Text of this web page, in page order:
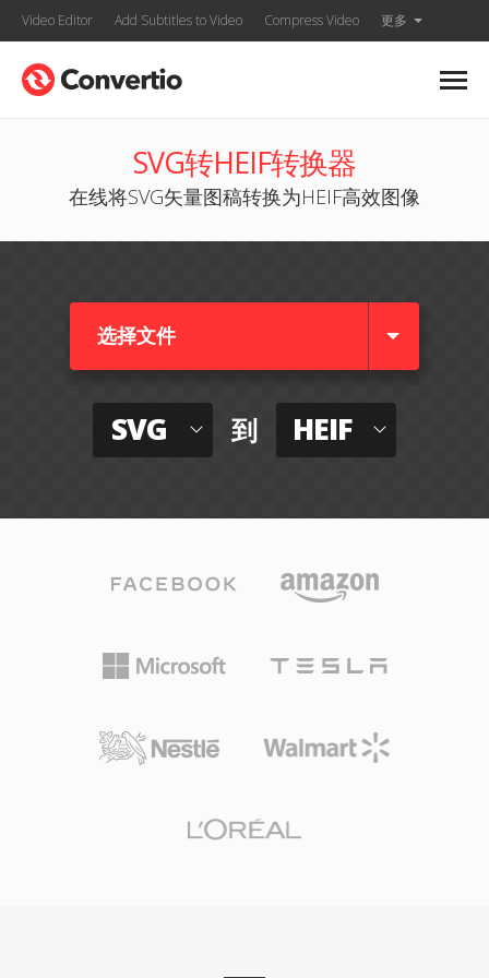
Video Editor Add Subtitles to Video Compress Video 更多
SVG转HEIF转换器
在线将SVG矢量图稿转换为HEIF高效图像
选择文件
SVG 到 HEIF